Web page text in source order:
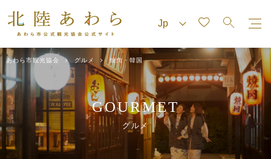
あわら市観光協会 グルメ 焼肉・韓国
GOURMET
グルメ